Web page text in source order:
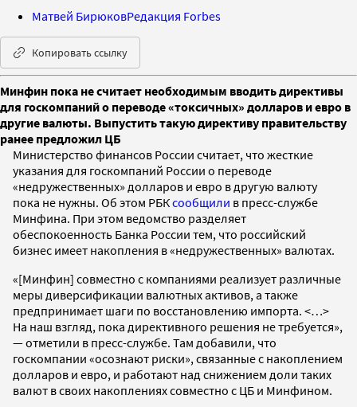
Матвей БирюковРедакция Forbes
Копировать ссылку
Минфин пока не считает необходимым вводить директивы
для госкомпаний о переводе «токсичных» долларов и евро в
другие валюты. Выпустить такую директиву правительству
ранее предложил ЦБ
Министерство финансов России считает, что жесткие
указания для госкомпаний России о переводе
«недружественных» долларов и евро в другую валюту
пока не нужны. Об этом РБКсообщили в пресс-службе
Минфина. При этом ведомство разделяет
обеспокоенность Банка России тем, что российский
бизнес имеет накопления в «недружественных» валютах.
«[Минфин] совместно с компаниями реализует различные
меры диверсификации валютных активов, а также
предпринимает шаги по восстановлению импорта. <…>
На наш взгляд, пока директивного решения не требуется»,
— отметили в пресс-службе. Там добавили, что
госкомпании «осознают риски», связанные с накоплением
долларов и евро, и работают над снижением доли таких
валют в своих накоплениях совместно с ЦБ и Минфином.